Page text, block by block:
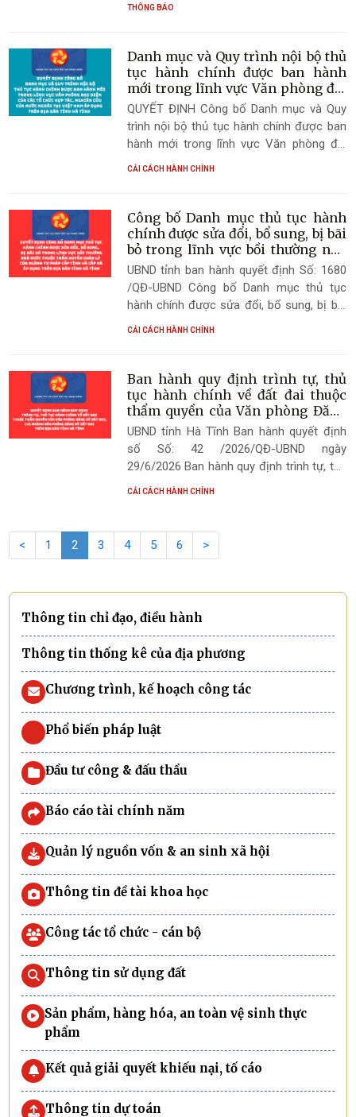
THÔNG BÁO
Danh mục và Quy trình nội bộ thủ
tục hành chính được ban hành
mới trong lĩnh vực Văn phòng đại
diện của các tổ chức hợp tác,
nghiên cứu của nước ngoài tại Việt
Nam áp dụng trên địa bàn tỉnh Hà
Tĩnh
QUYẾT ĐỊNH Công bố Danh mục và Quy
trình nội bộ thủ tục hành chính được ban
hành mới trong lĩnh vực Văn phòng đại
diện của các tổ chức hợp tác, nghiên cứu
CẢI CÁCH HÀNH CHÍNH
Công bố Danh mục thủ tục hành
chính được sửa đổi, bổ sung, bị bãi
bỏ trong lĩnh vực bồi thường nhà
nước thuộc thẩm quyền quản lý
của ngành Tư pháp cấp tỉnh và
cấp xã áp dụng trên địa bàn tỉnh
Hà Tĩnh
UBND tỉnh ban hành quyết định Số: 1680
/QĐ-UBND Công bố Danh mục thủ tục
hành chính được sửa đổi, bổ sung, bị bãi
bỏ trong lĩnh vực bồi thường nhà nước
bàn tỉnh Hà Tĩnh.
CẢI CÁCH HÀNH CHÍNH
Ban hành quy định trình tự, thủ
tục hành chính về đất đai thuộc
thẩm quyền của Văn phòng Đăng
ký đất đai, Chi nhánh Văn phòng
Đăng ký đất đai trên địa bàn tỉnh
Hà Tĩnh
UBND tỉnh Hà Tĩnh Ban hành quyết định
số Số: 42 /2026/QĐ-UBND ngày
29/6/2026 Ban hành quy định trình tự, thủ
tục hành chính về đất đai thuộc thẩm
bàn tỉnh Hà Tĩnh.
CẢI CÁCH HÀNH CHÍNH
< 1 2 3 4 5 6 >
Thông tin chỉ đạo, điều hành
Thông tin thống kê của địa phương
Chương trình, kế hoạch công tác
Phổ biến pháp luật
Đầu tư công & đấu thầu
Báo cáo tài chính năm
Quản lý nguồn vốn & an sinh xã hội
Thông tin đề tài khoa học
Công tác tổ chức - cán bộ
Thông tin sử dụng đất
Sản phẩm, hàng hóa, an toàn vệ sinh thực
phẩm
Kết quả giải quyết khiếu nại, tố cáo
Thông tin dự toán